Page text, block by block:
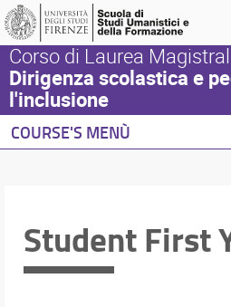
Corso di Laurea
Dirigenza scolastica e
l'inclusione
COURSE'S MENÙ
Academic Staff
Schedules & Calendars
Student First